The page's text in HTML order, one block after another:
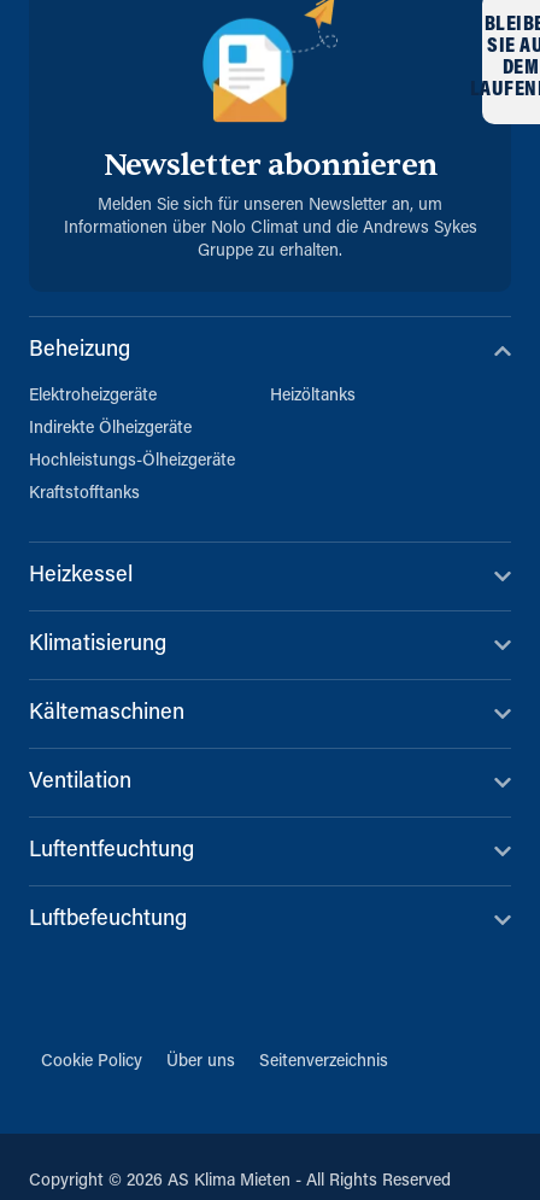
Newsletter abonnieren
Melden Sie sich für unseren Newsletter an, um
Informationen über Nolo Climat und die Andrews Sykes
Gruppe zu erhalten.
SIE
DEM
Beheizung
Elektroheizgeräte
Indirekte Ölheizgeräte
Hochleistungs-Ölheizgeräte
Kraftstofftanks
Heizöltanks
Heizkessel
Klimatisierung
Kältemaschinen
Ventilation
Luftentfeuchtung
Luftbefeuchtung
Cookie Policy Über uns Seitenverzeichnis
Copyright © 2026 AS Klima Mieten - All Rights Reserved